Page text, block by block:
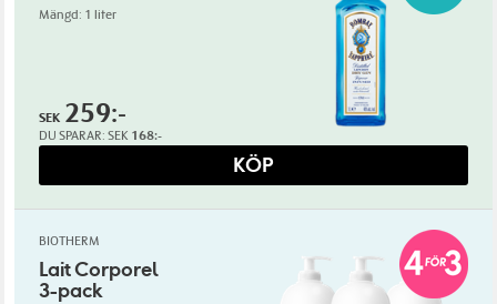
Mängd: 1 liter
SEK 259:-
DU SPARAR: SEK 168:-
KÖP
BIOTHERM
Lait Corporel
3-pack